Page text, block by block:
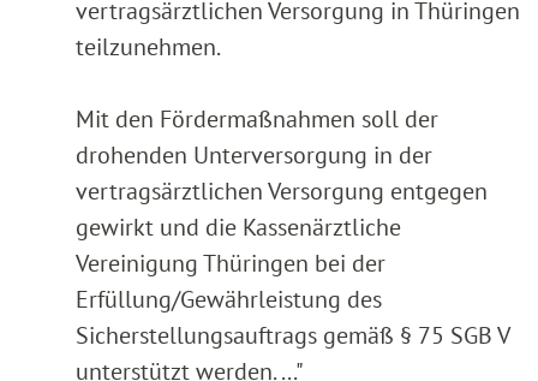
vertragsärztlichen Versorgung in Thüringen
teilzunehmen.
Mit den Fördermaßnahmen soll der
drohenden Unterversorgung in der
vertragsärztlichen Versorgung entgegen
gewirkt und die Kassenärztliche
Vereinigung Thüringen bei der
Erfüllung/Gewährleistung des
Sicherstellungsauftrags gemäß § 75 SGB V
unterstützt werden. ..."